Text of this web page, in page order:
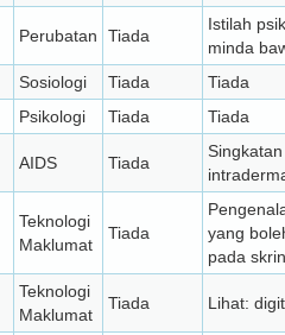
Perubatan Tiada
Istilah
minda
Sosiologi Tiada
Tiada
Psikologi Tiada Tiada
AIDS Tiada
Teknologi
Maklumat
Tiada
yang
pada
Teknologi
Maklumat
Tiada Lihat: